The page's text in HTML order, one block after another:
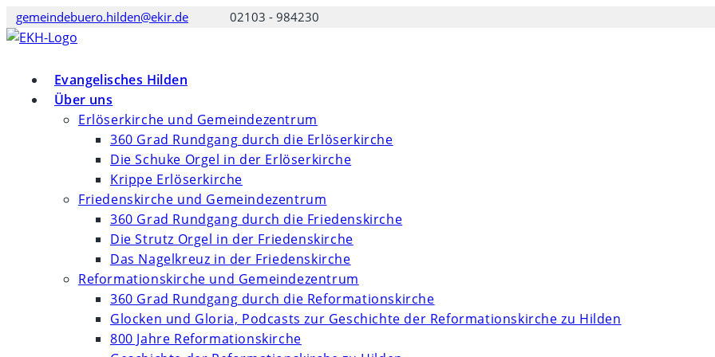
Zum
Inhalt
gemeindebuero.hilden@ekir.de 02103 - 984230
Evangelisches Hilden
Über uns
Erlöserkirche und Gemeindezentrum
360 Grad Rundgang durch die Erlöserkirche
Die Schuke Orgel in der Erlöserkirche
Krippe Erlöserkirche
Friedenskirche und Gemeindezentrum
360 Grad Rundgang durch die Friedenskirche
Die Strutz Orgel in der Friedenskirche
Das Nagelkreuz in der Friedenskirche
Reformationskirche und Gemeindezentrum
360 Grad Rundgang durch die Reformationskirche
Glocken und Gloria, Podcasts zur Geschichte der Reformationskirche zu Hilden
800 Jahre Reformationskirche